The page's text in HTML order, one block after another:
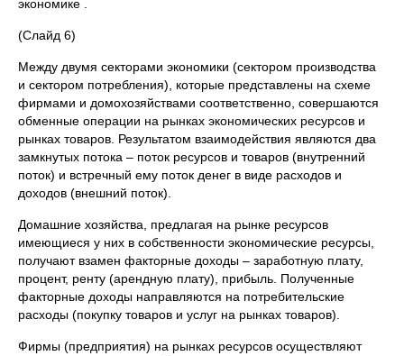
экономике .
(Слайд 6)
Между двумя секторами экономики (сектором производства
и сектором потребления), которые представлены на схеме
фирмами и домохозяйствами соответственно, совершаются
обменные операции на рынках экономических ресурсов и
рынках товаров. Результатом взаимодействия являются два
замкнутых потока – поток ресурсов и товаров (внутренний
поток) и встречный ему поток денег в виде расходов и
доходов (внешний поток).
Домашние хозяйства, предлагая на рынке ресурсов
имеющиеся у них в собственности экономические ресурсы,
получают взамен факторные доходы – заработную плату,
процент, ренту (арендную плату), прибыль. Полученные
факторные доходы направляются на потребительские
расходы (покупку товаров и услуг на рынках товаров).
Фирмы (предприятия) на рынках ресурсов осуществляют